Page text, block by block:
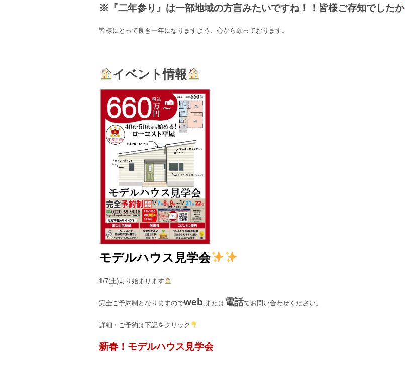
※『二年参り』は一部地域の方言みたいですね！！皆様ご存知でしたか
皆様にとって良き一年になりますよう、心から願っております。
イベント情報
モデルハウス見学会
1/7(土)より始まります
完全ご予約制となりますのでweb,または 電話でお問い合わせください。
詳細・ご予約は下記をクリック
新春！モデルハウス見学会